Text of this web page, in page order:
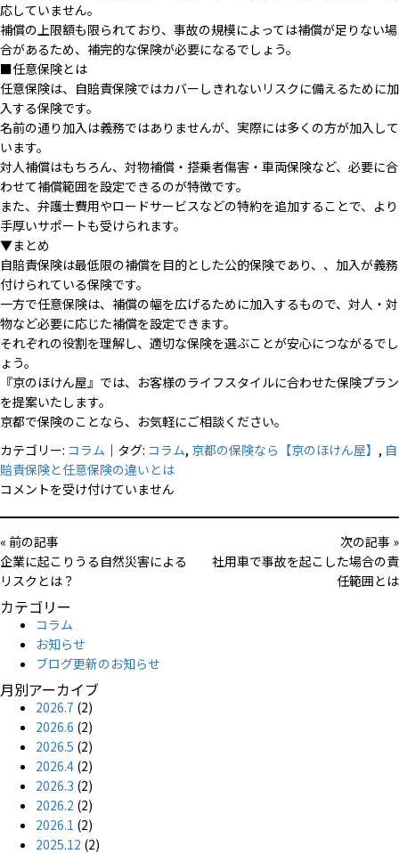
応していません。
補償の上限額も限られており、事故の規模によっては補償が足りない場
合があるため、補完的な保険が必要になるでしょう。
■任意保険とは
任意保険は、自賠責保険ではカバーしきれないリスクに備えるために加
入する保険です。
名前の通り加入は義務ではありませんが、実際には多くの方が加入して
います。
対人補償はもちろん、対物補償・搭乗者傷害・車両保険など、必要に合
わせて補償範囲を設定できるのが特徴です。
また、弁護士費用やロードサービスなどの特約を追加することで、より
手厚いサポートも受けられます。
▼まとめ
自賠責保険は最低限の補償を目的とした公的保険であり、、加入が義務
付けられている保険です。
一方で任意保険は、補償の幅を広げるために加入するもので、対人・対
物など必要に応じた補償を設定できます。
それぞれの役割を理解し、適切な保険を選ぶことが安心につながるでし
ょう。
『京のほけん屋』では、お客様のライフスタイルに合わせた保険プラン
を提案いたします。
京都で保険のことなら、お気軽にご相談ください。
カテゴリー: コラム ｜タグ: コラム, 京都の保険なら【京のほけん屋】 , 自
賠責保険と任意保険の違いとは
自
保
険
と
任
の
コメントを受け付けていません
« 前の記事
企業に起こりうる自然災害による
リスクとは？
次の記事 »
社用車で事故を起こした場合の責
任範囲とは
カテゴリー
コラム
お知らせ
ブログ更新のお知らせ
月別アーカイブ
2026.7 (2)
2026.6 (2)
2026.5 (2)
2026.4 (2)
2026.3 (2)
2026.2 (2)
2026.1 (2)
2025.12 (2)